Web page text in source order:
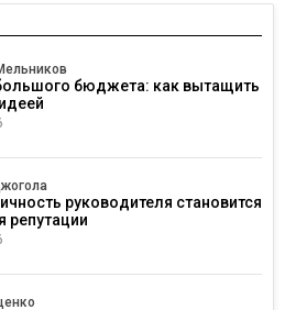
бюджета: как вытащить
руководителя становится
репутации